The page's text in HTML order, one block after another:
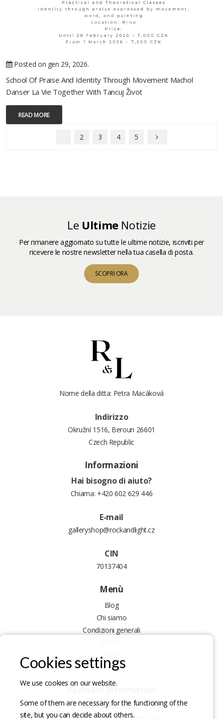
Posted on gen 29, 2026.
School Of Praise And Identity Through Movement Machol
Danser La Vie Together With Tancuj Život
READ MORE
2 3 4 5
Le UltimeNotizie
Per rimanere aggiornato su tutte le ultime notizie, iscriviti per
ricevere le nostre newsletter nella tua casella di posta.
SCOPRI ORA
Nome della ditta: Petra Macáková
Indirizzo
Okružní 1516, Beroun 26601
Czech Republic
Informazioni
Hai bisogno di aiuto?
Chiama: +420 602 629 446
E-mail
galleryshop@rockandlight.cz
CIN
70137404
Menù
Blog
Chi siamo
Condizioni generali
Contact
Bank Account:
Cookies settings
We use cookies on our website.
Some of them are necessary for the functioning of the
site, but you can decide about others.